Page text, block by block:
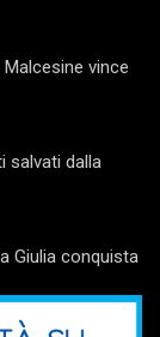
vince
salvati dalla
Giulia conquista